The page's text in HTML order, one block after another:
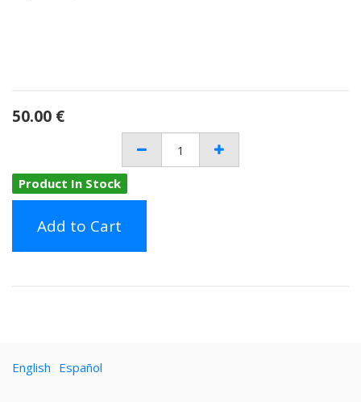
50.00 €
Product In Stock
Add to Cart
English Español